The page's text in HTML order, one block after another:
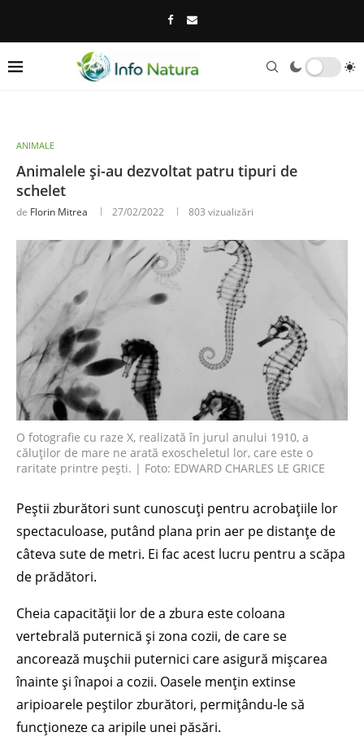
ANIMALE
Animalele și-au dezvoltat patru tipuri de
schelet
de Florin Mitrea 27/02/2022 803 vizualizări
O fotografie cu raze X, realizată în jurul anului 1910, a
căluților de mare ne arată exoscheletul lor, care este o
raritate printre pești. | Foto: EDWARD CHARLES LE GRICE
Peștii zburători sunt cunoscuți pentru acrobațiile lor
spectaculoase, putând plana prin aer pe distanțe de
câteva sute de metri. Ei fac acest lucru pentru a scăpa
de prădători.
Cheia capacității lor de a zbura este coloana
vertebrală puternică și zona cozii, de care se
ancorează mușchii puternici care asigură mișcarea
înainte și înapoi a cozii. Oasele mențin extinse
aripioarele peștilor zburători, permițându-le să
funcționeze ca aripile unei păsări.